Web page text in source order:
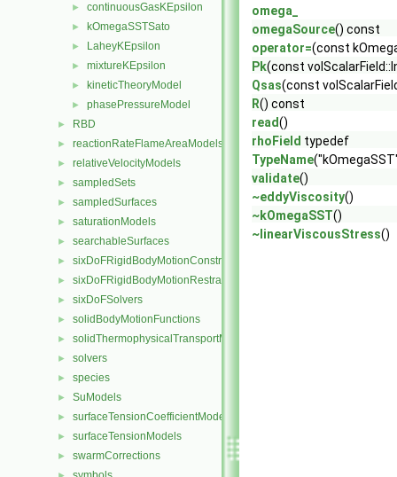
► continuousGasKEpsilon
► kOmegaSSTSato
► LaheyKEpsilon
► mixtureKEpsilon
► kineticTheoryModel
► phasePressureModel
► RBD
► reactionRateFlameAreaModels
► relativeVelocityModels
► sampledSets
► sampledSurfaces
► saturationModels
► searchableSurfaces
► sixDoFRigidBodyMotionConstraints
► sixDoFRigidBodyMotionRestraints
► sixDoFSolvers
► solidBodyMotionFunctions
► solidThermophysicalTransportModels
► solvers
► species
► SuModels
► surfaceTensionCoefficientModels
► surfaceTensionModels
► swarmCorrections
omega_
omegaSource() const
operator=(const
Pk(const
Qsas(const
R() const
read()
rhoField typedef
TypeName
validate()
~eddyViscosity()
~kOmegaSST()
~linearViscousStress()